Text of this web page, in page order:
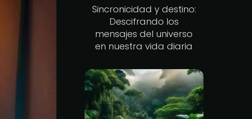
Sincronicidad y destino:
Descifrando los
mensajes del universo
en nuestra vida diaria